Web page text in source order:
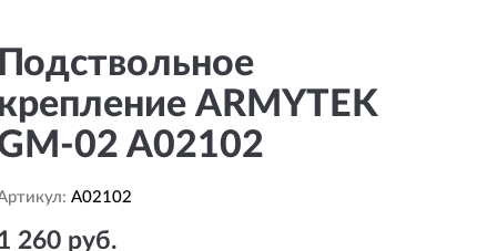
Подствольное
крепление ARMYTEK
02 A02102
A02102
260 руб.